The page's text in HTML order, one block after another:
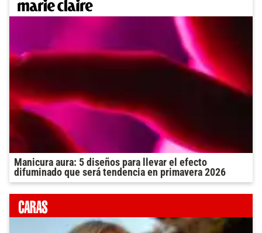
Manicura aura: 5 diseños para llevar el efecto
difuminado que será tendencia en primavera 2026